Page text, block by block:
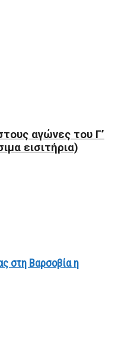
αγώνες του Γ’
εισιτήρια)
στη Βαρσοβία η